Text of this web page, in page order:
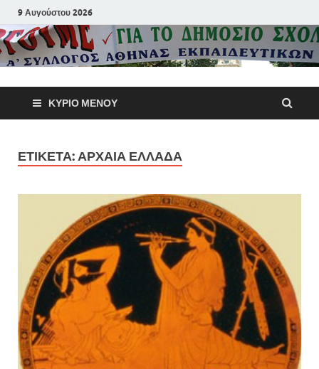
9 Αυγούστου 2026
Α΄
Αθηνών
Π.Ε.
ΚΎΡΙΟ ΜΕΝΟΎ
ΕΤΙΚΈΤΑ: ΑΡΧΑΊΑ ΕΛΛΆΔΑ